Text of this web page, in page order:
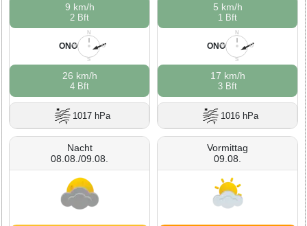
9 km/h
2 Bft
N
O
S
W
ONO
26 km/h
4 Bft
1017 hPa
5 km/h
1 Bft
N
O
S
W
ONO
17 km/h
3 Bft
1016 hPa
Nacht
08.08./09.08.
Vormittag
09.08.